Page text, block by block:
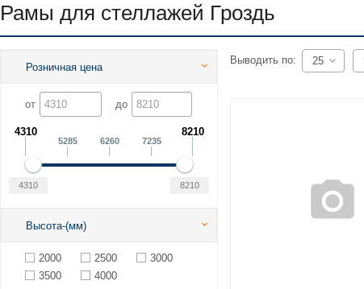
Рамы для стеллажей Гроздь
Розничная цена
от до
4310
5285 6260 7235
8210
Высота-(мм)
2000 2500
3000
3500
4000
Выводить по: 25